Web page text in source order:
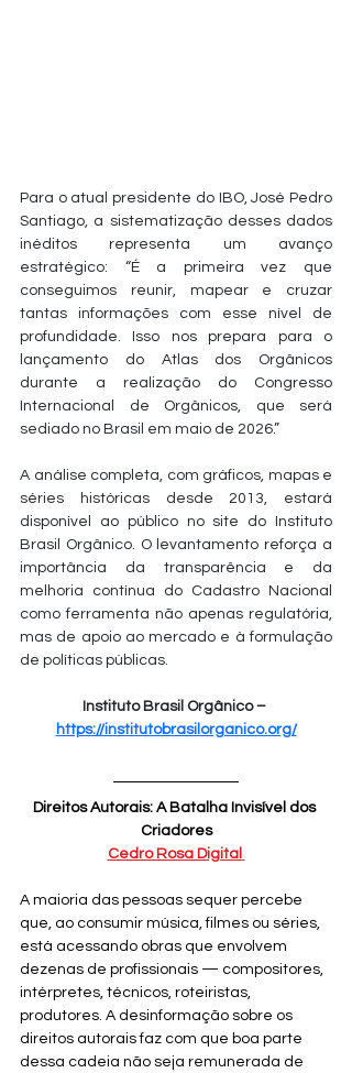
Para o atual presidente do IBO, José Pedro
Santiago, a sistematização desses dados
inéditos representa um avanço
estratégico: “É a primeira vez que
conseguimos reunir, mapear e cruzar
tantas informações com esse nível de
profundidade. Isso nos prepara para o
lançamento do Atlas dos Orgânicos
durante a realização do Congresso
Internacional de Orgânicos, que será
sediado no Brasil em maio de 2026.”
A análise completa, com gráficos, mapas e
séries históricas desde 2013, estará
disponível ao público no site do Instituto
Brasil Orgânico. O levantamento reforça a
importância da transparência e da
melhoria contínua do Cadastro Nacional
como ferramenta não apenas regulatória,
mas de apoio ao mercado e à formulação
de políticas públicas.
Instituto Brasil Orgânico –
https://institutobrasilorganico.org/
Direitos Autorais: A Batalha Invisível dos
Criadores
Cedro Rosa Digital
A maioria das pessoas sequer percebe
que, ao consumir música, filmes ou séries,
está acessando obras que envolvem
dezenas de profissionais — compositores,
intérpretes, técnicos, roteiristas,
produtores. A desinformação sobre os
direitos autorais faz com que boa parte
dessa cadeia não seja remunerada de